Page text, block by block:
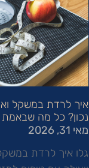
איך לרדת במשקל
נכון? כל מה
מאי 31, 2026
גלו איך לרדת